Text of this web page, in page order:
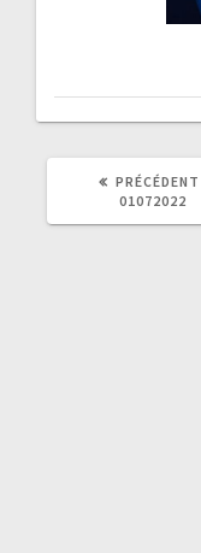
PRÉCÉDENT
01072022